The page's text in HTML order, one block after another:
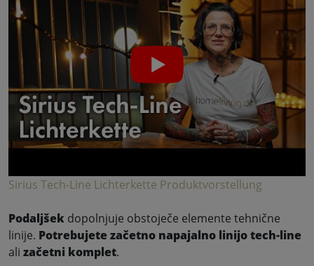
Sirius Tech-Line Lichterkette Produktvorstellung
Podaljšek dopolnjuje obstoječe elemente tehnične
linije. Potrebujete začetno napajalno linijo tech-line
ali začetni komplet.